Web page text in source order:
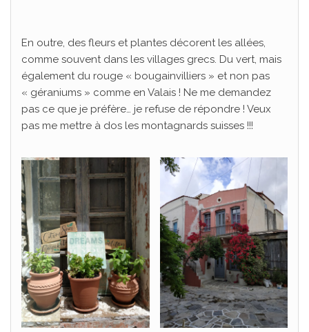
En outre, des fleurs et plantes décorent les allées,
comme souvent dans les villages grecs. Du vert, mais
également du rouge « bougainvilliers » et non pas
« géraniums » comme en Valais ! Ne me demandez
pas ce que je préfère… je refuse de répondre ! Veux
pas me mettre à dos les montagnards suisses !!!